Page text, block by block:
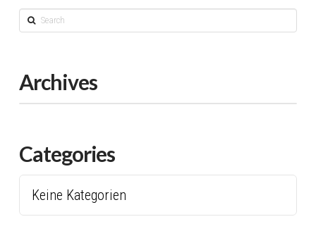
Search
Archives
Categories
Keine Kategorien